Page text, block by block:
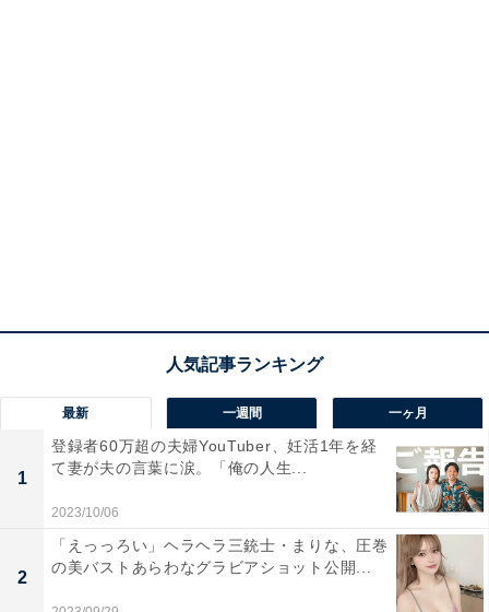
最新 一週間 一ヶ月
1
登録者60万超の夫婦YouTuber、妊活1年を経
て妻が夫の言葉に涙。「俺の人生...
2023/10/06
2
「えっっろい」ヘラヘラ三銃士・まりな、圧巻
の美バストあらわなグラビアショット公開...